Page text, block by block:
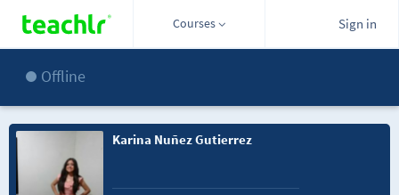
Courses Sign in
Offline
Karina Nuñez Gutierrez